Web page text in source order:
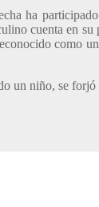
ha
cuenta en
como
niño, se forjó